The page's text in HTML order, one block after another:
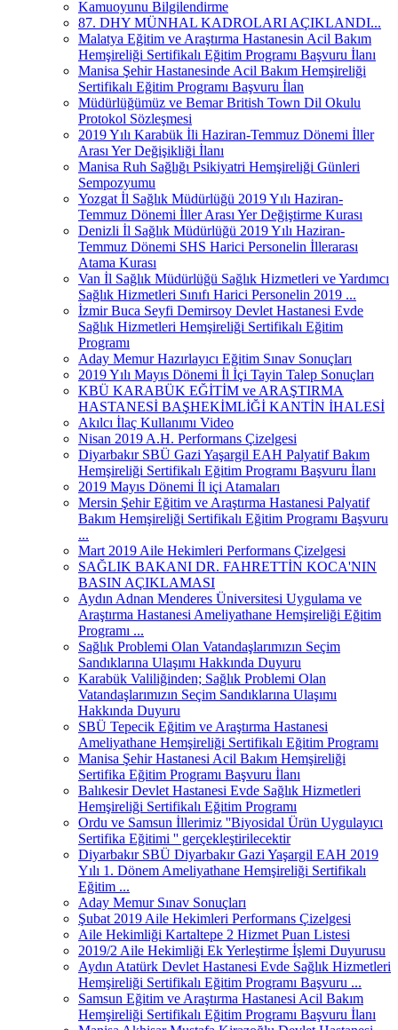
Kamuoyunu Bilgilendirme
87. DHY MÜNHAL KADROLARI AÇIKLANDI...
Malatya Eğitim ve Araştırma Hastanesin Acil Bakım
Hemşireliği Sertifikalı Eğitim Programı Başvuru İlanı
Manisa Şehir Hastanesinde Acil Bakım Hemşireliği
Sertifikalı Eğitim Programı Başvuru İlan
Müdürlüğümüz ve Bemar British Town Dil Okulu
Protokol Sözleşmesi
2019 Yılı Karabük İli Haziran-Temmuz Dönemi İller
Arası Yer Değişikliği İlanı
Manisa Ruh Sağlığı Psikiyatri Hemşireliği Günleri
Sempozyumu
Yozgat İl Sağlık Müdürlüğü 2019 Yılı Haziran-
Temmuz Dönemi İller Arası Yer Değiştirme Kurası
Denizli İl Sağlık Müdürlüğü 2019 Yılı Haziran-
Temmuz Dönemi SHS Harici Personelin İllerarası
Atama Kurası
Van İl Sağlık Müdürlüğü Sağlık Hizmetleri ve Yardımcı
Sağlık Hizmetleri Sınıfı Harici Personelin 2019 ...
İzmir Buca Seyfi Demirsoy Devlet Hastanesi Evde
Sağlık Hizmetleri Hemşireliği Sertifikalı Eğitim
Programı
Aday Memur Hazırlayıcı Eğitim Sınav Sonuçları
2019 Yılı Mayıs Dönemi İl İçi Tayin Talep Sonuçları
KBÜ KARABÜK EĞİTİM ve ARAŞTIRMA
HASTANESİ BAŞHEKİMLİĞİ KANTİN İHALESİ
Akılcı İlaç Kullanımı Video
Nisan 2019 A.H. Performans Çizelgesi
Diyarbakır SBÜ Gazi Yaşargil EAH Palyatif Bakım
Hemşireliği Sertifikalı Eğitim Programı Başvuru İlanı
2019 Mayıs Dönemi İl içi Atamaları
Mersin Şehir Eğitim ve Araştırma Hastanesi Palyatif
Bakım Hemşireliği Sertifikalı Eğitim Programı Başvuru
...
Mart 2019 Aile Hekimleri Performans Çizelgesi
SAĞLIK BAKANI DR. FAHRETTİN KOCA'NIN
BASIN AÇIKLAMASI
Aydın Adnan Menderes Üniversitesi Uygulama ve
Araştırma Hastanesi Ameliyathane Hemşireliği Eğitim
Programı ...
Sağlık Problemi Olan Vatandaşlarımızın Seçim
Sandıklarına Ulaşımı Hakkında Duyuru
Karabük Valiliğinden; Sağlık Problemi Olan
Vatandaşlarımızın Seçim Sandıklarına Ulaşımı
Hakkında Duyuru
SBÜ Tepecik Eğitim ve Araştırma Hastanesi
Ameliyathane Hemşireliği Sertifikalı Eğitim Programı
Manisa Şehir Hastanesi Acil Bakım Hemşireliği
Sertifika Eğitim Programı Başvuru İlanı
Balıkesir Devlet Hastanesi Evde Sağlık Hizmetleri
Hemşireliği Sertifikalı Eğitim Programı
Ordu ve Samsun İllerimiz ''Biyosidal Ürün Uygulayıcı
Sertifika Eğitimi '' gerçekleştirilecektir
Diyarbakır SBÜ Diyarbakır Gazi Yaşargil EAH 2019
Yılı 1. Dönem Ameliyathane Hemşireliği Sertifikalı
Eğitim ...
Aday Memur Sınav Sonuçları
Şubat 2019 Aile Hekimleri Performans Çizelgesi
Aile Hekimliği Kartaltepe 2 Hizmet Puan Listesi
2019/2 Aile Hekimliği Ek Yerleştirme İşlemi Duyurusu
Aydın Atatürk Devlet Hastanesi Evde Sağlık Hizmetleri
Hemşireliği Sertifikalı Eğitim Programı Başvuru ...
Samsun Eğitim ve Araştırma Hastanesi Acil Bakım
Hemşireliği Sertifikalı Eğitim Programı Başvuru İlanı